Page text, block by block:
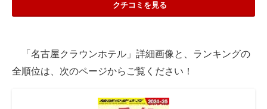
クチコミを見る
「名古屋クラウンホテル」詳細画像と、ランキングの
全順位は、次のページからご覧ください！